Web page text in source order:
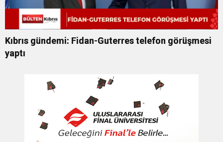
Kıbrıs gündemi: Fidan-Guterres telefon görüşmesi
yaptı